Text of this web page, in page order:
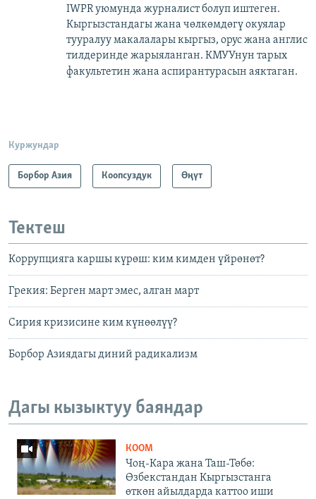
IWPR уюмунда журналист болуп иштеген.
Кыргызстандагы жана чөлкөмдөгү окуялар
тууралуу макалалары кыргыз, орус жана англис
тилдеринде жарыяланган. КМУУнун тарых
факультетин жана аспирантурасын аяктаган.​
Куржундар
Борбор Азия Коопсуздук Өңүт
Тектеш
Коррупцияга каршы күрөш: ким кимден үйрөнөт?
Грекия: Берген март эмес, алган март
Сирия кризисине ким күнөөлүү?
Борбор Азиядагы диний радикализм
Дагы кызыктуу баяндар
КООМ
Чоң-Кара жана Таш-Төбө:
Өзбекстандан Кыргызстанга
өткөн айылдарда каттоо иши